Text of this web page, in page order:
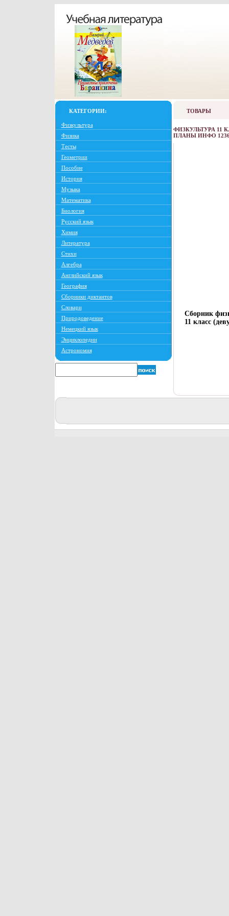
КАТЕГОРИИ:
Физкультура
Физика
Тесты
Геометрии
Пособие
История
Музыка
Математика
Биология
Русский язык
Химия
Литература
Стихи
Алгебра
Английский язык
География
Сборники диктантов
Словари
Природоведение
Немецкий язык
Энциклопедии
Астрономия
ТОВАРЫ
ФИЗКУЛЬТУРА
ПЛАНЫ ИНФО
Сборник
11 класс